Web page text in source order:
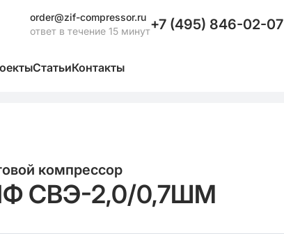
order@zif-compressor.ru
ответ в течение 15 минут+7 (495) 846-02-07
СтатьиКонтакты
компрессор
СВЭ-2,0/0,7ШМ